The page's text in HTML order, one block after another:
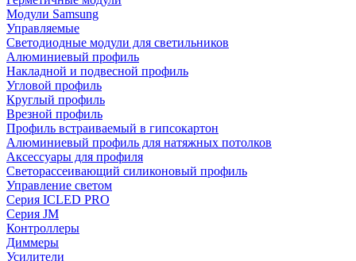
Модули Samsung
Управляемые
Светодиодные модули для светильников
Алюминиевый профиль
Накладной и подвесной профиль
Угловой профиль
Круглый профиль
Врезной профиль
Профиль встраиваемый в гипсокартон
Алюминиевый профиль для натяжных потолков
Аксессуары для профиля
Светорассеивающий силиконовый профиль
Управление светом
Серия ICLED PRO
Серия JM
Контроллеры
Диммеры
Усилители